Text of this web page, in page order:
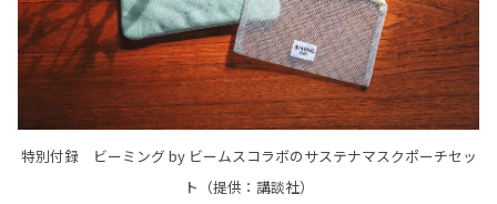
特別付録 ビーミング by ビームスコラボのサステナマスクポーチセッ
ト（提供：講談社）